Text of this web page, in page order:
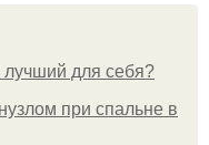
лучший для себя?
при спальне в